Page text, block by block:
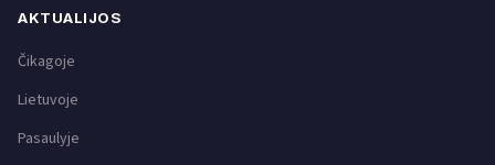
AKTUALIJOS
Čikagoje
Lietuvoje
Pasaulyje